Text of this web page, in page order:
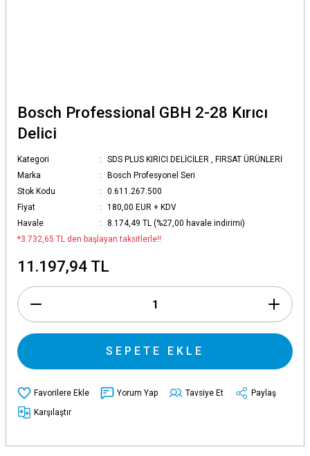
Bosch Professional GBH 2-28 Kırıcı
Delici
Kategori SDS PLUS KIRICI DELİCİLER , FIRSAT ÜRÜNLERİ
Marka
Bosch Profesyonel Seri
Stok Kodu
0.611.267.500
Fiyat
180,00 EUR + KDV
Havale
8.174,49 TL (%27,00 havale indirimi)
*3.732,65 TL den başlayan taksitlerle!!
11.197,94 TL
SEPETE EKLE
Yorum Yap Tavsiye Et
Paylaş
Karşılaştır